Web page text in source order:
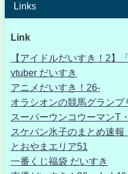
Links
Link
【アイドルだいすき！2】
vtuber だいすき
アニメだいすき！26-
オラシオンの競馬グランプ
スーパーウンコウーマンT
スケバン氷子のまとめ速報
とおやまエリア51
一番くじ福袋 だいすき